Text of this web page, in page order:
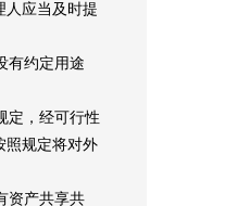
人应当及时提
有约定用途
定，经可行性
照规定将对外
资产共享共